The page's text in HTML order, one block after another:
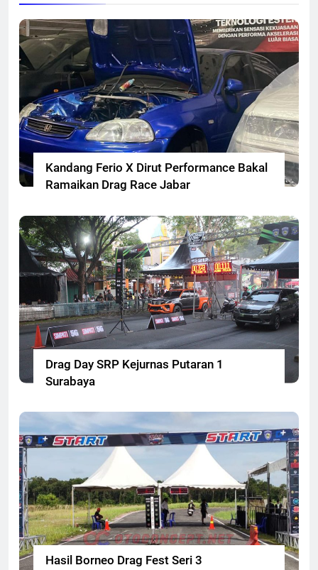
Kandang Ferio X Dirut Performance Bakal
Ramaikan Drag Race Jabar
Drag Day SRP Kejurnas Putaran 1
Surabaya
Hasil Borneo Drag Fest Seri 3